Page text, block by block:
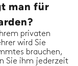
man für
privaten
wird Sie
brauchen,
Sie ihm jederzeit